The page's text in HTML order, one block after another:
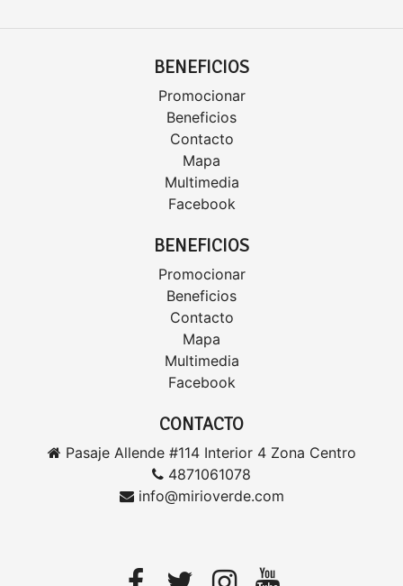
BENEFICIOS
Promocionar
Beneficios
Contacto
Mapa
Multimedia
Facebook
BENEFICIOS
Promocionar
Beneficios
Contacto
Mapa
Multimedia
Facebook
CONTACTO
Pasaje Allende #114 Interior 4 Zona Centro
4871061078
info@mirioverde.com